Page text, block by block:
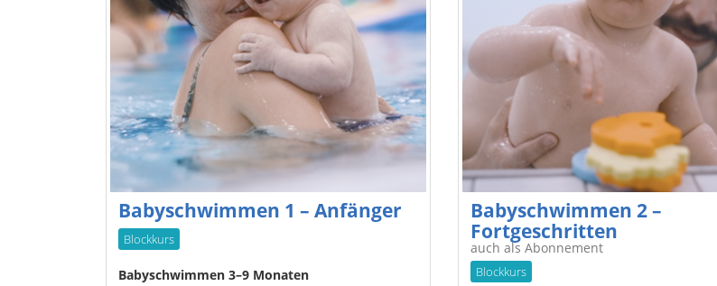
Babyschwimmen 1 – Anfänger
Blockkurs
Babyschwimmen 3–9 Monaten
Babyschwimmen 2 –
Fortgeschritten
auch als Abonnement
Blockkurs